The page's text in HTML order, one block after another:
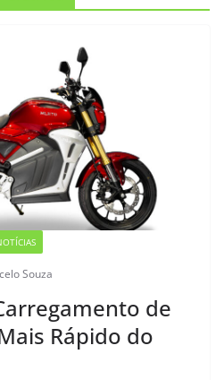
Souza
de
Rápido do